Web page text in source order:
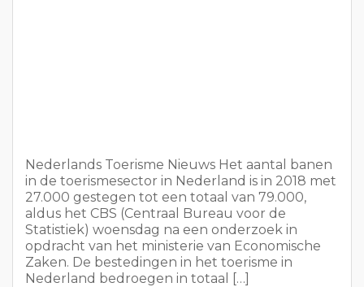
Nederlands Toerisme Nieuws Het aantal banen
in de toerismesector in Nederland is in 2018 met
27.000 gestegen tot een totaal van 79.000,
aldus het CBS (Centraal Bureau voor de
Statistiek) woensdag na een onderzoek in
opdracht van het ministerie van Economische
Zaken. De bestedingen in het toerisme in
Nederland bedroegen in totaal […]